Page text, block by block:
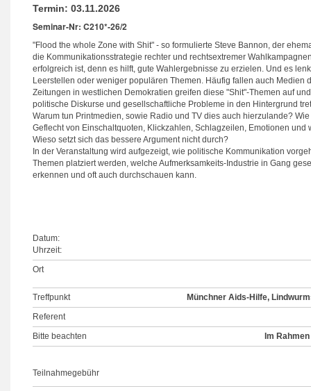
Termin: 03.11.2026
Seminar-Nr: C210*-26/2
"Flood the whole Zone with Shit" - so formulierte Steve Bannon, der
die Kommunikationsstrategie rechter und rechtsextremer
erfolgreich ist, denn es hilft, gute Wahlergebnisse zu erzielen. Und es
Leerstellen oder weniger populären Themen. Häufig fallen auch Medien
Zeitungen in westlichen Demokratien greifen diese "Shit"-Themen auf
politische Diskurse und gesellschaftliche Probleme in den Hintergrund
Warum tun Printmedien, sowie Radio und TV dies auch hierzulande?
Geflecht von Einschaltquoten, Klickzahlen, Schlagzeilen, Emotionen und
Wieso setzt sich das bessere Argument nicht durch?
In der Veranstaltung wird aufgezeigt, wie politische Kommunikation
Themen platziert werden, welche Aufmerksamkeits-Industrie in Gang
erkennen und oft auch durchschauen kann.
Datum:
Uhrzeit:
Ort
Treffpunkt
Münchner Aids-Hilfe,
Referent
Bitte beachten
Im
Teilnahmegebühr